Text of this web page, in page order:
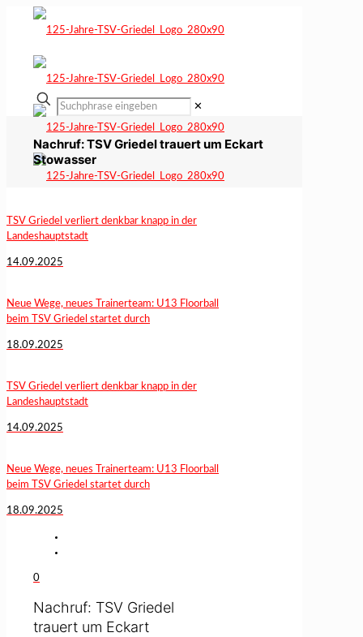
✕
Nachruf: TSV Griedel trauert um Eckart
Stowasser
TSV Griedel verliert denkbar knapp in der
Landeshauptstadt
14.09.2025
Neue Wege, neues Trainerteam: U13 Floorball
beim TSV Griedel startet durch
18.09.2025
TSV Griedel verliert denkbar knapp in der
Landeshauptstadt
14.09.2025
Neue Wege, neues Trainerteam: U13 Floorball
beim TSV Griedel startet durch
18.09.2025
0
Nachruf: TSV Griedel
trauert um Eckart